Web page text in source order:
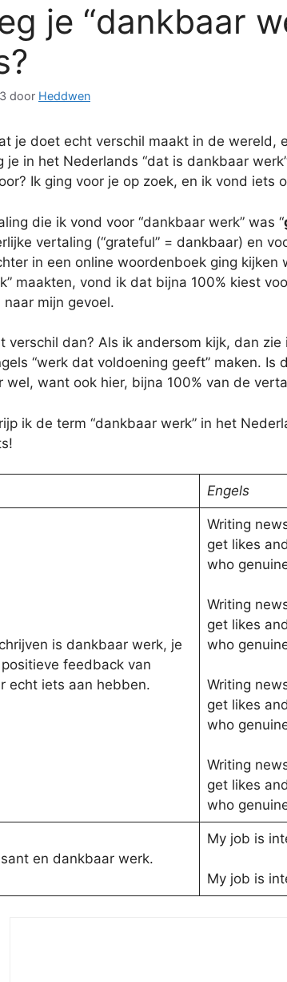
je “dankbaar
door Heddwen
je doet echt verschil maakt in de wereld,
je in het Nederlands “dat is dankbaar
Ik ging voor je op zoek, en ik vond iets
die ik vond voor “dankbaar werk” was “
vertaling (“grateful” = dankbaar) en
in een online woordenboek ging kijken
maakten, vond ik dat bijna 100% kiest
mijn gevoel.
verschil dan? Als ik andersom kijk, dan
“werk dat voldoening geeft” maken.
wel, want ook hier, bijna 100% van de
ik de term “dankbaar werk” in het
Engels
is dankbaar werk, je
feedback van
echt iets aan hebben.
Writing
get likes
who
Writing
get likes
who
Writing
get likes
who
Writing
get likes
who
en dankbaar werk.
My job is
My job is